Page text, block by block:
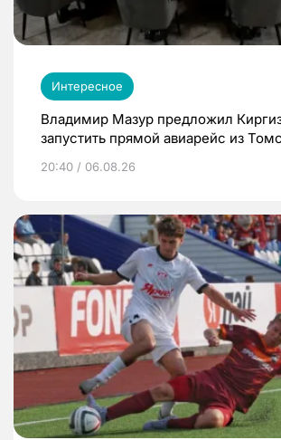
Интересное
Владимир Мазур предложил
запустить прямой авиарейс из
20:40 / 06.08.26